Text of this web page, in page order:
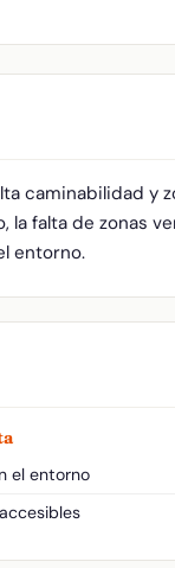
caminabilidad y
la falta de zonas
entorno.
el entorno